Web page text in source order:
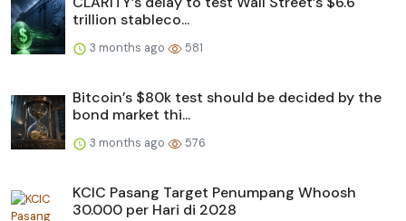
trillion stableco...
3 months ago 581
Bitcoin’s $80k test should be decided by the
bond market thi...
3 months ago 576
KCIC Pasang Target Penumpang Whoosh
30.000 per Hari di 2028